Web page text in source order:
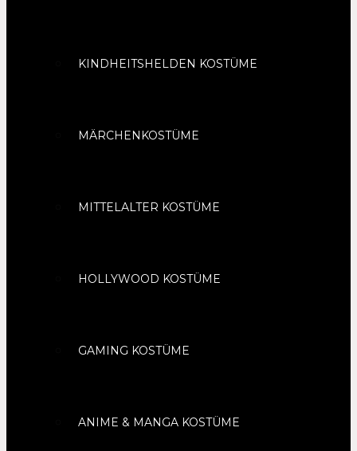
KINDHEITSHELDEN KOSTÜME
MÄRCHENKOSTÜME
MITTELALTER KOSTÜME
HOLLYWOOD KOSTÜME
GAMING KOSTÜME
ANIME & MANGA KOSTÜME